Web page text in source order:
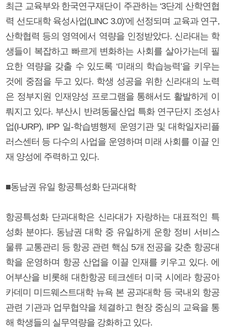
최근 교육부와 한국연구재단이 주관하는 ‘3단계 산학연협
력 선도대학 육성사업(LINC 3.0)’에 선정되며 교육과 연구,
산학협력 등의 영역에서 역량을 인정받았다. 신라대는 학
생들이 복잡하고 빠르게 변화하는 사회를 살아가는데 필
요한 역량을 갖출 수 있도록 ‘미래의 학습능력’을 키우는
것에 중점을 두고 있다. 학생 성공을 위한 신라대의 노력
은 정부지원 인재양성 프로그램을 통해서도 활발하게 이
뤄지고 있다. 부산시 반려동물산업 특화 연구단지 조성사
업(I-URP), IPP 일-학습병행제 운영기관 및 대학일자리플
러스센터 등 다수의 사업을 운영하며 미래 사회를 이끌 인
재 양성에 주력하고 있다.
■동남권 유일 항공특성화 단과대학
항공특성화 단과대학은 신라대가 자랑하는 대표적인 특
성화 분야다. 동남권 대학 중 유일하게 운항 정비 서비스
물류 교통관리 등 항공 관련 핵심 5개 전공을 갖춘 항공대
학을 운영하며 항공 산업을 이끌 인재를 키우고 있다. 에
어부산을 비롯해 대한항공 테크센터 미국 시에라 항공아
카데미 미드웨스트대학 뉴욕 본 공과대학 등 국내외 항공
관련 기관과 업무협약을 체결하고 현장 중심의 교육을 통
해 학생들의 실무역량을 강화하고 있다.